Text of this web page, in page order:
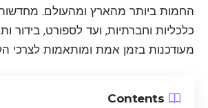
החמות ביותר מהארץ ומהעולם. מחדשות
כלכליות וחברתיות, ועד לספורט, בידור
מעודכנות בזמן אמת ומותאמות לצרכי
Contents